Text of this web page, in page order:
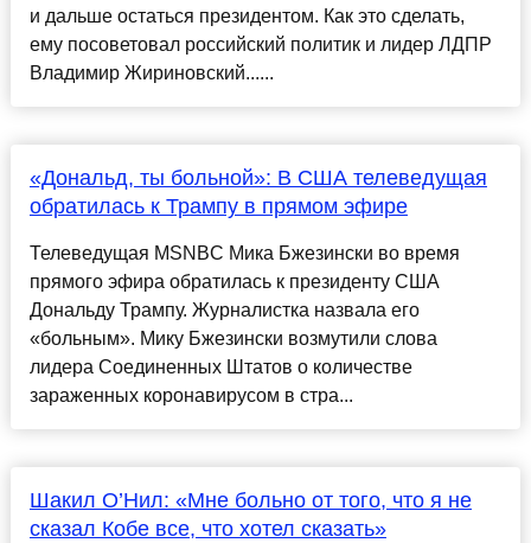
и дальше остаться президентом. Как это сделать,
ему посоветовал российский политик и лидер ЛДПР
Владимир Жириновский......
«Дональд, ты больной»: В США телеведущая
обратилась к Трампу в прямом эфире
Телеведущая MSNBC Мика Бжезински во время
прямого эфира обратилась к президенту США
Дональду Трампу. Журналистка назвала его
«больным». Мику Бжезински возмутили слова
лидера Соединенных Штатов о количестве
зараженных коронавирусом в стра...
Шакил О’Нил: «Мне больно от того, что я не
сказал Кобе все, что хотел сказать»